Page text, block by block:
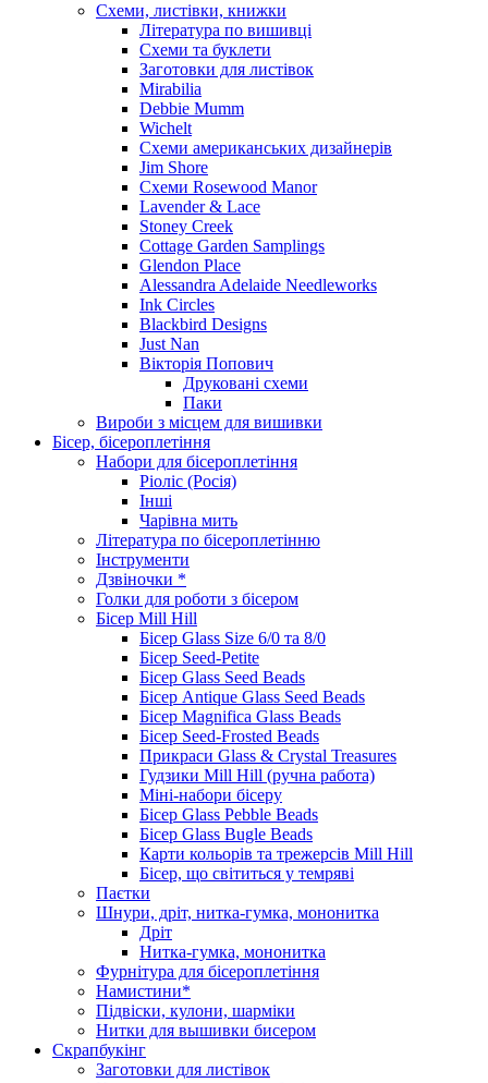
Схеми, листівки, книжки
Література по вишивці
Схеми та буклети
Заготовки для листівок
Mirabilia
Debbie Mumm
Wichelt
Схеми американських дизайнерів
Jim Shore
Cхеми Rosewood Manor
Lavender & Lace
Stoney Creek
Cottage Garden Samplings
Glendon Place
Alessandra Adelaide Needleworks
Ink Circles
Blackbird Designs
Just Nan
Вікторія Попович
Друковані схеми
Паки
Вироби з місцем для вишивки
Бісер, бісероплетіння
Набори для бісероплетіння
Ріоліс (Росія)
Інші
Чарівна мить
Література по бісероплетінню
Інструменти
Дзвіночки *
Голки для роботи з бісером
Бісер Mill Hill
Бісер Glass Size 6/0 та 8/0
Бісер Seed-Petite
Бісер Glass Seed Beads
Бісер Antique Glass Seed Beads
Бісер Magnifica Glass Beads
Бісер Seed-Frosted Beads
Прикраси Glass & Crystal Treasures
Гудзики Mill Hill (ручна работа)
Міні-набори бісеру
Бісер Glass Pebble Beads
Бісер Glass Bugle Beads
Карти кольорів та трежерсів Mill Hill
Бісер, що світиться у темряві
Паєтки
Шнури, дріт, нитка-гумка, мононитка
Дріт
Нитка-гумка, мононитка
Фурнітура для бісероплетіння
Намистини*
Підвіски, кулони, шарміки
Нитки для вышивки бисером
Скрапбукінг
Заготовки для листівок